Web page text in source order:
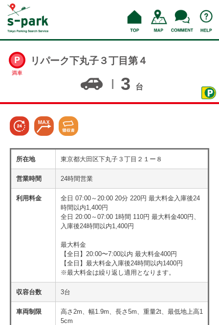
満車
リパーク下丸子３丁目第４
3 台
所在地 東京都大田区下丸子３丁目２１ー８
営業時間 24時間営業
利用料金
全日 07:00～20:00 20分 220円 最大料金入庫後24
時間以内1,400円
全日 20:00～07:00 1時間 110円 最大料金400円、
入庫後24時間以内1,400円
最大料金
【全日】20:00〜7:00以内 最大料金400円
【全日】最大料金入庫後24時間以内1400円
※最大料金は繰り返し適用となります。
収容台数 3台
車両制限
高さ2m、幅1.9m、長さ5m、重量2t、最低地上高1
5cm